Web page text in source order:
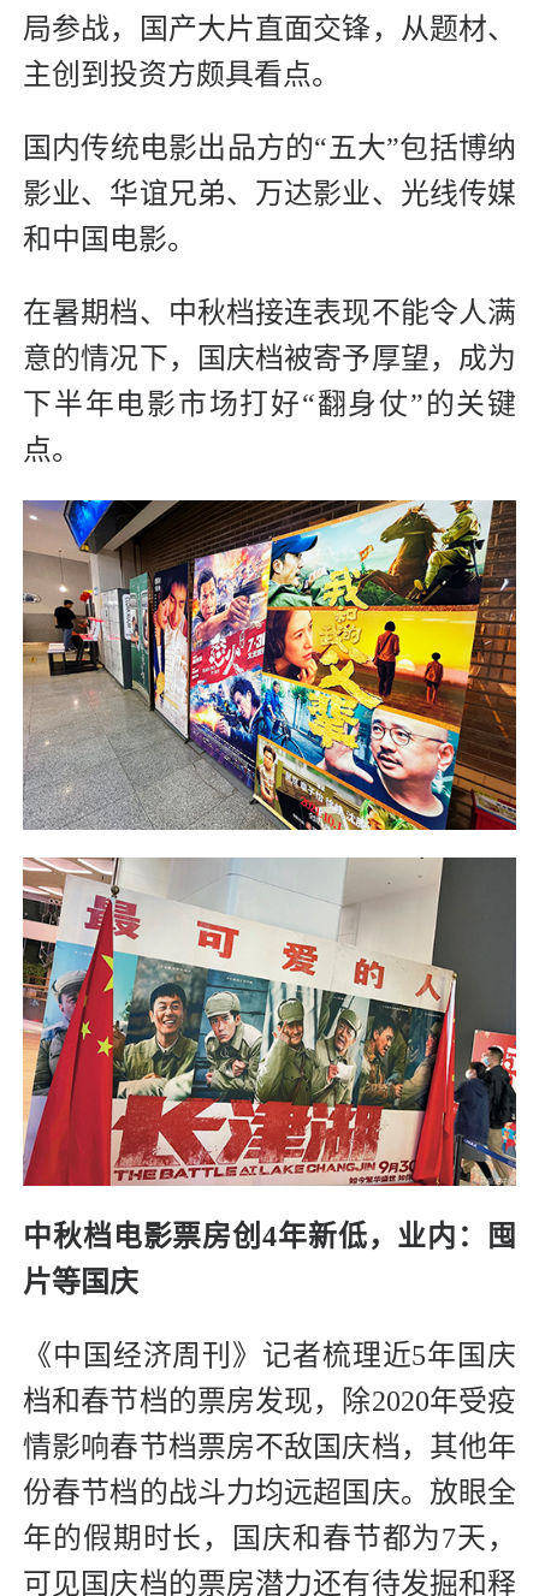
局参战，国产大片直面交锋，从题材、
主创到投资方颇具看点。
国内传统电影出品方的“五大”包括博纳
影业、华谊兄弟、万达影业、光线传媒
和中国电影。
在暑期档、中秋档接连表现不能令人满
意的情况下，国庆档被寄予厚望，成为
下半年电影市场打好“翻身仗”的关键
点。
中秋档电影票房创4年新低， 业内：囤
片等国庆
《中国经济周刊》记者梳理近5年国庆
档和春节档的票房发现，除2020年受疫
情影响春节档票房不敌国庆档，其他年
份春节档的战斗力均远超国庆。放眼全
年的假期时长，国庆和春节都为7天，
可见国庆档的票房潜力还有待发掘和释